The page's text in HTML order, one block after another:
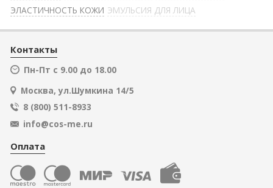
ЭЛАСТИЧНОСТЬ КОЖИ ЭМУЛЬСИЯ ДЛЯ ЛИЦА
Контакты
Пн-Пт с 9.00 до 18.00
Москва, ул.Шумкина 14/5
8 (800) 511-8933
info@cos-me.ru
Оплата